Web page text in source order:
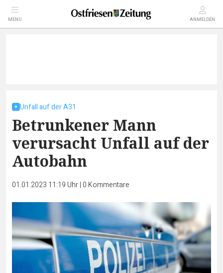
MENÜ ANMELDEN
Unfall auf der A31
Betrunkener Mann
verursacht Unfall auf der
Autobahn
01.01.2023 11:19 Uhr| 0 Kommentare